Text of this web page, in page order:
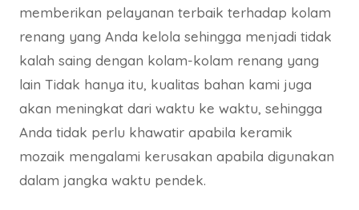
memberikan pelayanan terbaik terhadap kolam
renang yang Anda kelola sehingga menjadi tidak
kalah saing dengan kolam-kolam renang yang
lain Tidak hanya itu, kualitas bahan kami juga
akan meningkat dari waktu ke waktu, sehingga
Anda tidak perlu khawatir apabila keramik
mozaik mengalami kerusakan apabila digunakan
dalam jangka waktu pendek.